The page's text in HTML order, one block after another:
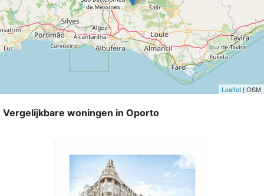
Leaflet | OSM
Vergelijkbare woningen in Oporto